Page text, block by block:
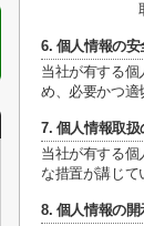
6. 個人情報の
当社が有する
め、必要かつ適
7. 個人情報取扱
当社が有する
な措置が講じて
8. 個人情報の開